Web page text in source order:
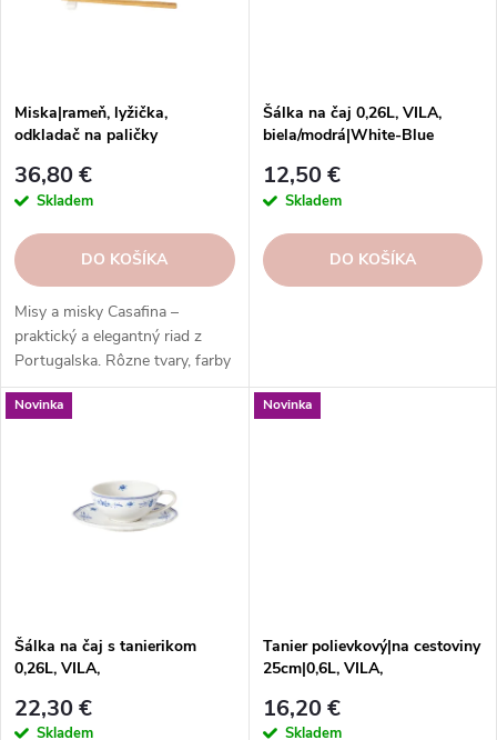
u
k
t
o
v
d
u
k
t
v
Miska|rameň, lyžička,
odkladač na paličky
biela|Salt|Casafina
36,80 €
Skladem
DO KOŠÍKA
Misy a misky Casafina –
praktický a elegantný riad z
Portugalska. Rôzne tvary, farby
a vzory pre každú príležitosť.
Misy a misky Casafina – radosť
Šálka na čaj 0,26L, VILA,
biela/modrá|White-Blue
12,50 €
Skladem
DO KOŠÍKA
Novinka
Šálka na čaj s tanierikom
0,26L, VILA,
22,30 €
Skladem
Novinka
Tanier polievkový|na cestoviny
25cm|0,6L, VILA,
16,20 €
Skladem